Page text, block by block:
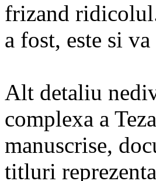
frizand
a fost, este si
Alt detaliu
complexa a
manuscrise,
titluri